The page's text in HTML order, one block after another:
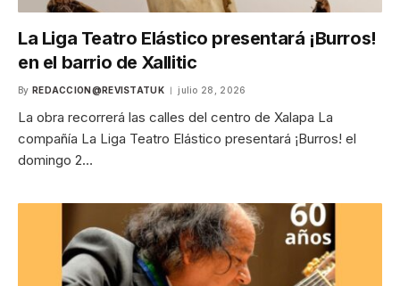
La Liga Teatro Elástico presentará ¡Burros!
en el barrio de Xallitic
By REDACCION@REVISTATUK julio 28, 2026
La obra recorrerá las calles del centro de Xalapa La
compañía La Liga Teatro Elástico presentará ¡Burros! el
domingo 2…